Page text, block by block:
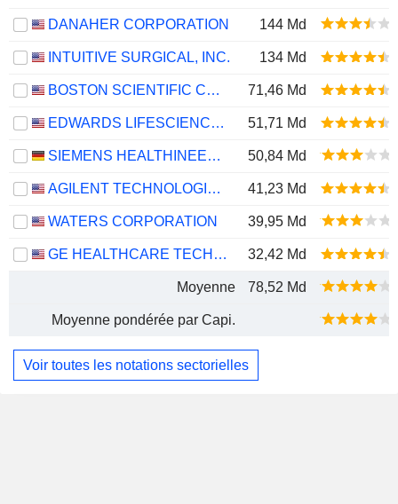
DANAHER CORPORATION 144 Md
INTUITIVE SURGICAL, INC. 134 Md
BOSTON SCIENTIFIC CORPORATION 71,46 Md
EDWARDS LIFESCIENCES CORPORATION 51,71 Md
SIEMENS HEALTHINEERS AG 50,84 Md
AGILENT TECHNOLOGIES, INC. 41,23 Md
WATERS CORPORATION 39,95 Md
GE HEALTHCARE TECHNOLOGIES INC. 32,42 Md
Moyenne 78,52 Md
Moyenne pondérée par Capi.
Voir toutes les notations sectorielles